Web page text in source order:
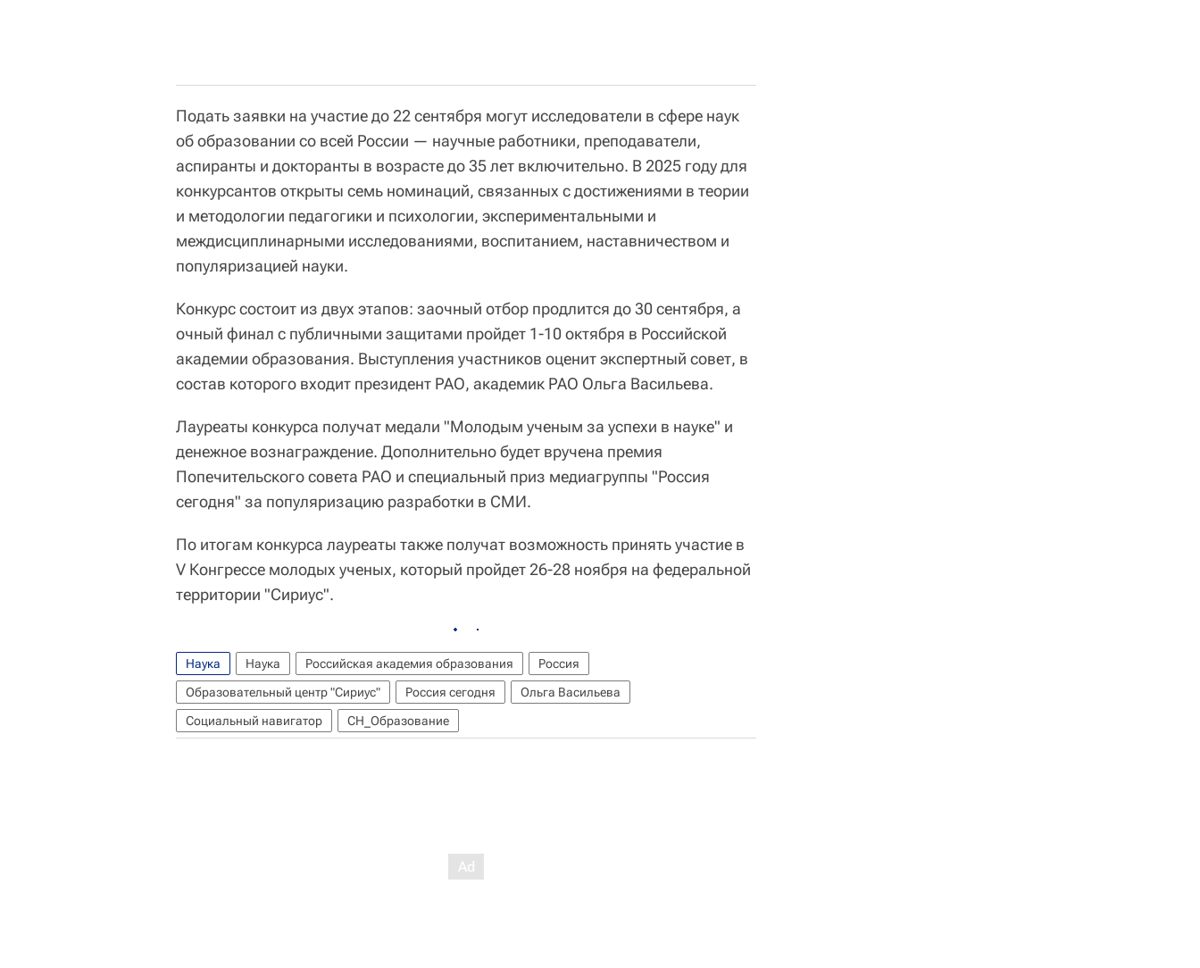
Подать заявки на участие до 22 сентября могут исследователи в сфере наук
об образовании со всей России — научные работники, преподаватели,
аспиранты и докторанты в возрасте до 35 лет включительно. В 2025 году для
конкурсантов открыты семь номинаций, связанных с достижениями в теории
и методологии педагогики и психологии, экспериментальными и
междисциплинарными исследованиями, воспитанием, наставничеством и
популяризацией науки.
Конкурс состоит из двух этапов: заочный отбор продлится до 30 сентября, а
очный финал с публичными защитами пройдет 1-10 октября в Российской
академии образования. Выступления участников оценит экспертный совет, в
состав которого входит президент РАО, академик РАО Ольга Васильева.
Лауреаты конкурса получат медали "Молодым ученым за успехи в науке" и
денежное вознаграждение. Дополнительно будет вручена премия
Попечительского совета РАО и специальный приз медиагруппы "Россия
сегодня" за популяризацию разработки в СМИ.
По итогам конкурса лауреаты также получат возможность принять участие в
V Конгрессе молодых ученых, который пройдет 26-28 ноября на федеральной
территории "Сириус".
Наука Наука Российская академия образования
Россия
Образовательный центр "Сириус"
Россия сегодня
Ольга Васильева
Социальный навигатор
СН_Образование